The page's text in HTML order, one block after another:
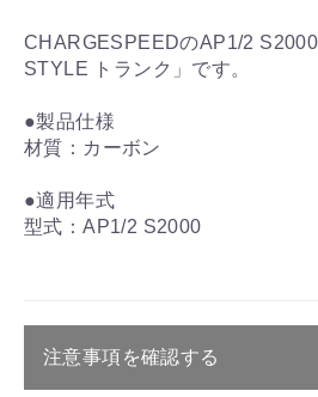
CHARGESPEEDのAP1/2
STYLE トランク」です。
●製品仕様
材質：カーボン
●適用年式
型式：AP1/2 S2000
注意事項を確認する